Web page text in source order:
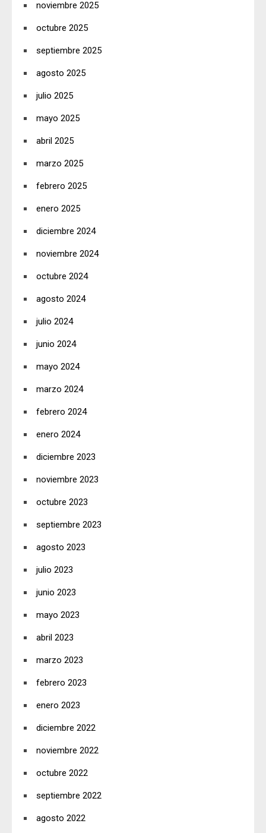
noviembre 2025
octubre 2025
septiembre 2025
agosto 2025
julio 2025
mayo 2025
abril 2025
marzo 2025
febrero 2025
enero 2025
diciembre 2024
noviembre 2024
octubre 2024
agosto 2024
julio 2024
junio 2024
mayo 2024
marzo 2024
febrero 2024
enero 2024
diciembre 2023
noviembre 2023
octubre 2023
septiembre 2023
agosto 2023
julio 2023
junio 2023
mayo 2023
abril 2023
marzo 2023
febrero 2023
enero 2023
diciembre 2022
noviembre 2022
octubre 2022
septiembre 2022
agosto 2022